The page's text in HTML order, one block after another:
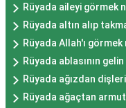
Rüyada aileyi görmek
Rüyada altın alıp
Rüyada Allah'ı görmek
Rüyada ablasının
Rüyada ağızdan
Rüyada ağaçtan